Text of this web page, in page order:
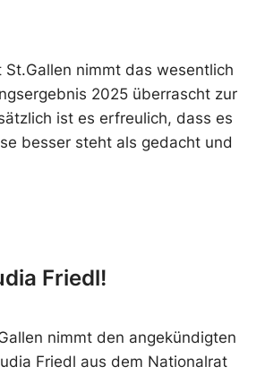
St.Gallen nimmt das wesentlich
2025 überrascht zur
ist es erfreulich, dass es
besser steht als gedacht und
Friedl!
nimmt den angekündigten
Friedl aus dem Nationalrat